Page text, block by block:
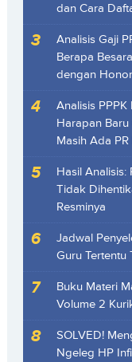
dan Cara
Analisis Gaji
Berapa
dengan
Analisis
Harapan
Masih Ada
Hasil Analisis:
Tidak
Resminya
Jadwal
Guru
Buku Materi
Volume 2
SOLVED!
Ngeleg HP